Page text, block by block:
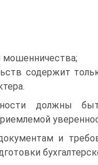
мошенничества;
содержит
должны
и